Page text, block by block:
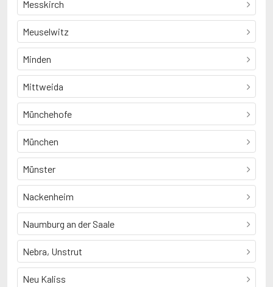
Messkirch
Meuselwitz
Minden
Mittweida
Münchehofe
München
Münster
Nackenheim
Naumburg an der Saale
Nebra, Unstrut
Neu Kaliss